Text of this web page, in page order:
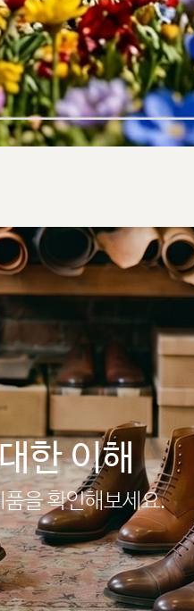
한 이해
을 확인해보세요.